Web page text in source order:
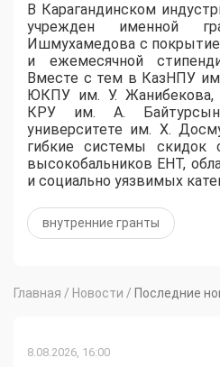
​В Карагандинском
учрежден именной
Ишмухамедова с
и ежемесячной
Вместе с тем в КазНПУ им.
ЮКПУ им. У.
КРУ им. А.
университете им. Х.
гибкие системы скидок
высокобальников ЕНТ,
и социально уязвимых
внутренние гранты
Главная / Новости / Последние
8.08.2026, 16:00